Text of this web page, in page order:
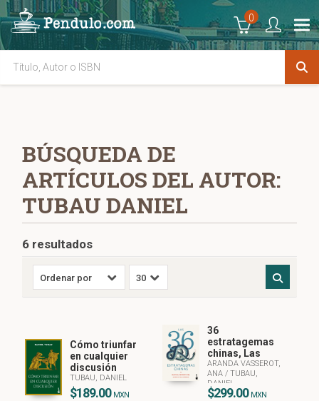
0
BÚSQUEDA DE
ARTÍCULOS DEL AUTOR:
TUBAU DANIEL
6 resultados
Cómo triunfar
en cualquier
discusión
TUBAU, DANIEL
$189.00 MXN
36
estratagemas
chinas, Las
ARANDA VASSEROT,
ANA/TUBAU,
DANIEL
$299.00 MXN